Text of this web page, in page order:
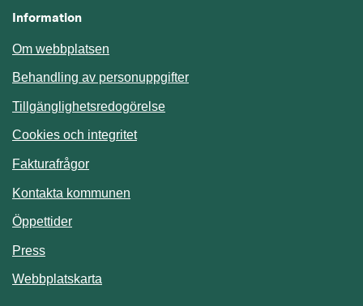
Information
Om webbplatsen
Behandling av personuppgifter
Tillgänglighetsredogörelse
Cookies och integritet
Fakturafrågor
Kontakta kommunen
Öppettider
Press
Webbplatskarta